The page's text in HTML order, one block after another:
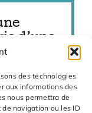
des technologies
aux informations des
nous permettra de
navigation ou les ID
d’une
iranienne